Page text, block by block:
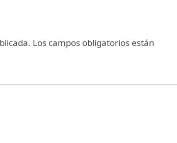
Los campos obligatorios están